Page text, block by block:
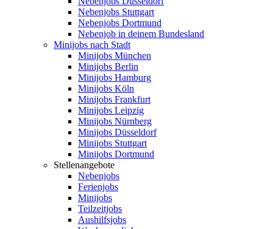
Nebenjobs Stuttgart
Nebenjobs Dortmund
Nebenjob in deinem Bundesland
Minijobs nach Stadt
Minijobs München
Minijobs Berlin
Minijobs Hamburg
Minijobs Köln
Minijobs Frankfurt
Minijobs Leipzig
Minijobs Nürnberg
Minijobs Düsseldorf
Minijobs Stuttgart
Minijobs Dortmund
Stellenangebote
Nebenjobs
Ferienjobs
Minijobs
Teilzeitjobs
Aushilfsjobs